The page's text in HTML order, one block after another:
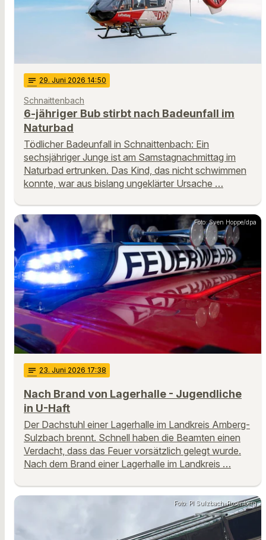
notes 29. Juni 2026 14:50
Schnaittenbach
6-jähriger Bub stirbt nach Badeunfall im
Naturbad
Tödlicher Badeunfall in Schnaittenbach: Ein
sechsjähriger Junge ist am Samstagnachmittag im
Naturbad ertrunken. Das Kind, das nicht schwimmen
konnte, war aus bislang ungeklärter Ursache …
Foto: Sven Hoppe/dpa
notes 23. Juni 2026 17:38
Nach Brand von Lagerhalle - Jugendliche
in U-Haft
Der Dachstuhl einer Lagerhalle im Landkreis Amberg-
Sulzbach brennt. Schnell haben die Beamten einen
Verdacht, dass das Feuer vorsätzlich gelegt wurde.
Nach dem Brand einer Lagerhalle im Landkreis …
Foto: PI Sulzbach-Rosenberg